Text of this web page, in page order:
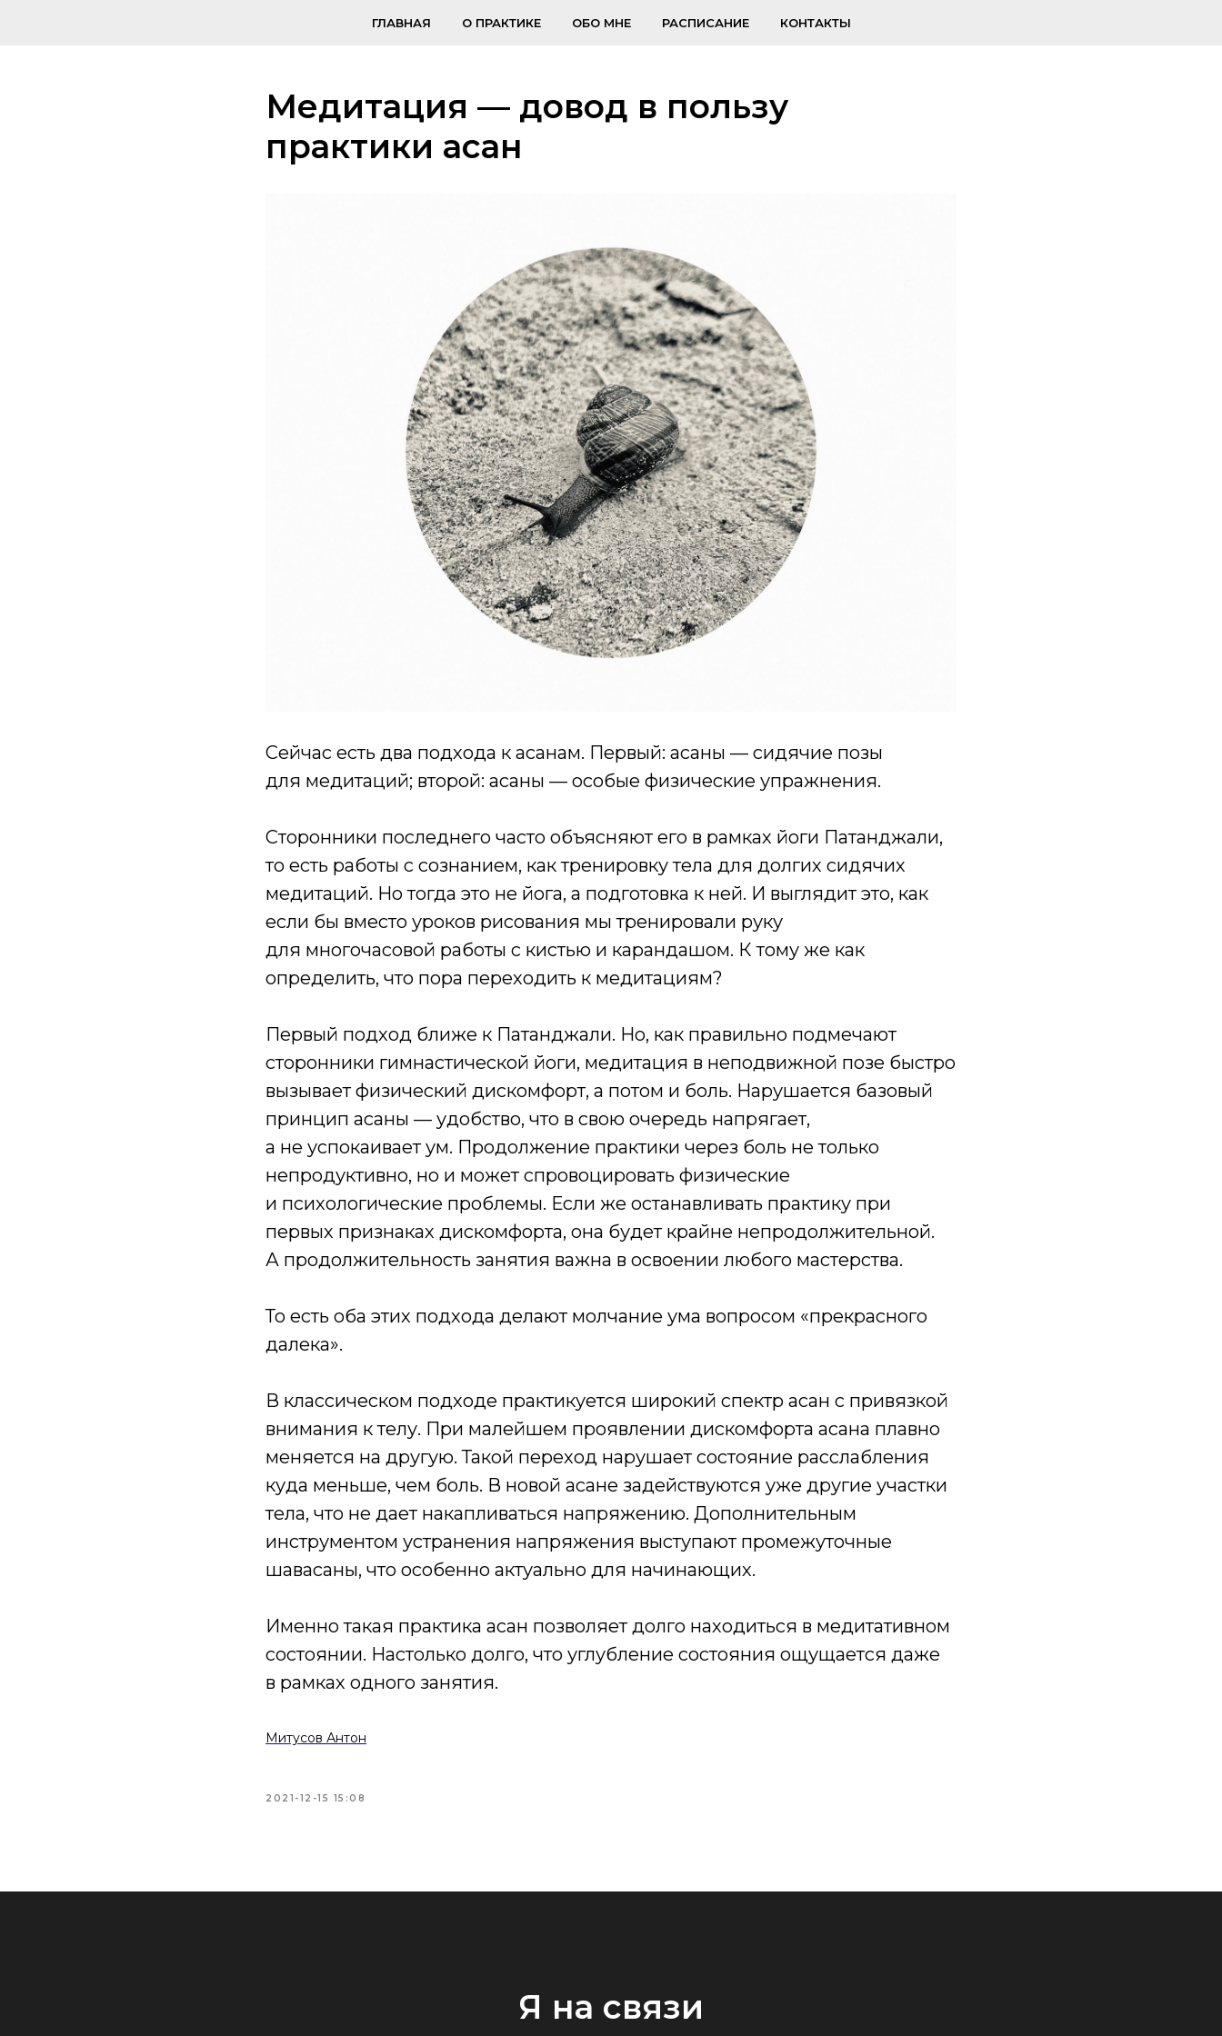
ГЛАВНАЯ О ПРАКТИКЕ ОБО МНЕ РАСПИСАНИЕ КОНТАКТЫ
Медитация — довод в пользу
практики асан
Сейчас есть два подхода к асанам. Первый: асаны — сидячие позы
для медитаций; второй: асаны — особые физические упражнения.
Сторонники последнего часто объясняют его в рамках йоги Патанджали,
то есть работы с сознанием, как тренировку тела для долгих сидячих
медитаций. Но тогда это не йога, а подготовка к ней. И выглядит это, как
если бы вместо уроков рисования мы тренировали руку
для многочасовой работы с кистью и карандашом. К тому же как
определить, что пора переходить к медитациям?
Первый подход ближе к Патанджали. Но, как правильно подмечают
сторонники гимнастической йоги, медитация в неподвижной позе быстро
вызывает физический дискомфорт, а потом и боль. Нарушается базовый
принцип асаны — удобство, что в свою очередь напрягает,
а не успокаивает ум. Продолжение практики через боль не только
непродуктивно, но и может спровоцировать физические
и психологические проблемы. Если же останавливать практику при
первых признаках дискомфорта, она будет крайне непродолжительной.
А продолжительность занятия важна в освоении любого мастерства.
То есть оба этих подхода делают молчание ума вопросом «прекрасного
далека».
В классическом подходе практикуется широкий спектр асан с привязкой
внимания к телу. При малейшем проявлении дискомфорта асана плавно
меняется на другую. Такой переход нарушает состояние расслабления
куда меньше, чем боль. В новой асане задействуются уже другие участки
тела, что не дает накапливаться напряжению. Дополнительным
инструментом устранения напряжения выступают промежуточные
шавасаны, что особенно актуально для начинающих.
Именно такая практика асан позволяет долго находиться в медитативном
состоянии. Настолько долго, что углубление состояния ощущается даже
в рамках одного занятия.
Митусов Антон
2021-12-15 15:08
Я на связи